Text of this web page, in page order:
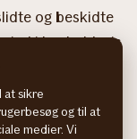
og beskidte
ind i henholdsvis
potentielle
at sikre
og til at
medier. Vi